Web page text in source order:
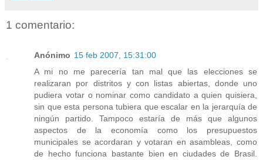
1 comentario:
Anónimo 15 feb 2007, 15:31:00
A mi no me parecería tan mal que las elecciones se
realizaran por distritos y con listas abiertas, donde uno
pudiera votar o nominar como candidato a quien quisiera,
sin que esta persona tubiera que escalar en la jerarquía de
ningún partido. Tampoco estaría de más que algunos
aspectos de la economía como los presupuestos
municipales se acordaran y votaran en asambleas, como
de hecho funciona bastante bien en ciudades de Brasil.